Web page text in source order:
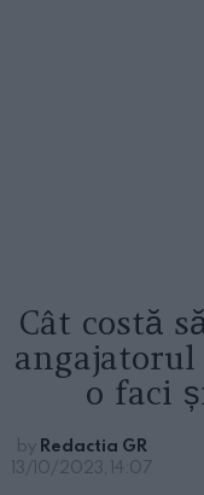
Cât costă
o faci
by Redactia GR
13/10/2023, 14:07